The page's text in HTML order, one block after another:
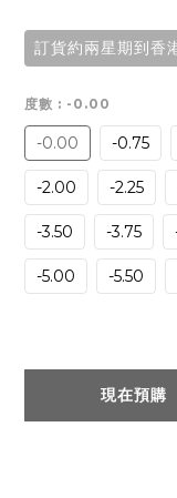
訂貨約兩星期到香
度數 : -0.00
-0.00 -0.75
-2.00 -2.25
-3.50 -3.75
-5.00 -5.50
現在預購